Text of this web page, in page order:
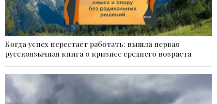
Когда успех перестает работать: вышла первая
русскоязычная книга о кризисе среднего возраста